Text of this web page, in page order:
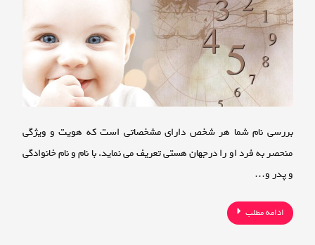
نام
شما
بررسی نام شما هر شخص دارای مشخصاتی است که هویت و ویژگی
منحصر به فرد او را درجهان هستی تعریف می نماید. با نام و نام خانوادگی
و پدر و…
ادامه مطلب